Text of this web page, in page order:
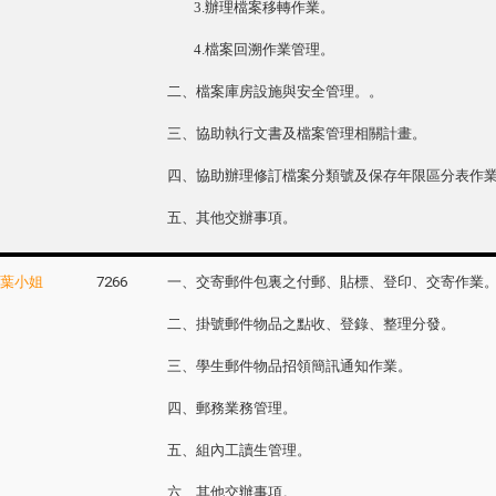
3.辦理檔案移轉作業。
4.檔案回溯作業管理。
二、檔案庫房設施與安全管理。。
三、協助執行文書及檔案管理相關計畫。
四、協助辦理修訂檔案分類號及保存年限區分表作業
五、 其他交辦事項。
葉小姐 7266 一、交寄郵件包裏之付郵、貼標、登印、交寄作業。
二、掛號郵件物品之點收、登錄、整理分發。
三、學生郵件物品招領簡訊通知作業。
四、郵務業務管理。
五、組內工讀生管理。
六、其他交辦事項。